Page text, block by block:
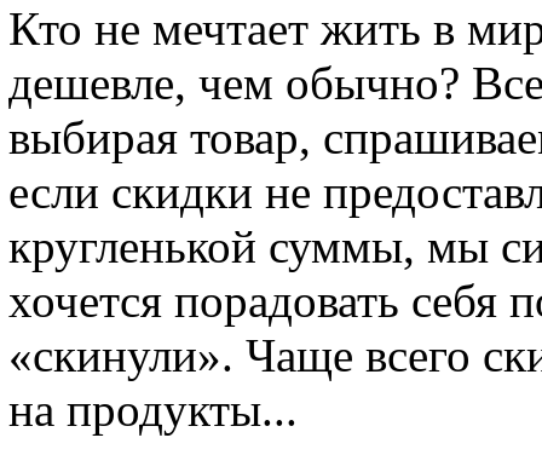
Кто не мечтает жить в
дешевле, чем обычно?
выбирая товар,
если скидки не
кругленькой суммы, мы
хочется порадовать себя
«скинули». Чаще всего
на продукты...